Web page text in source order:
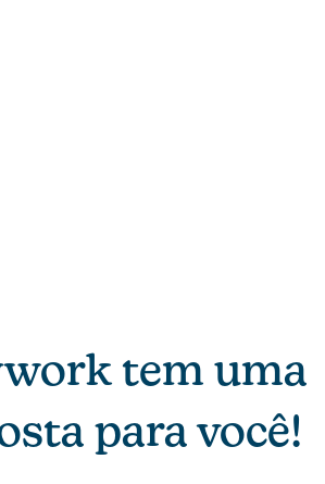
tem uma
para você!